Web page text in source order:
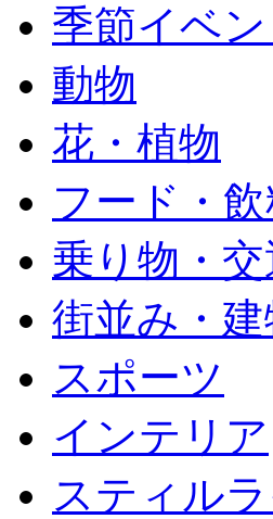
季節イベン
動物
花・植物
フード・
乗り物・交
街並み・建
スポーツ
インテリア
スティル